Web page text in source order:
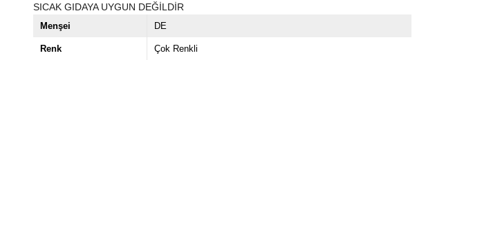
SICAK GIDAYA UYGUN DEĞİLDİR
Menşei DE
Renk Çok Renkli